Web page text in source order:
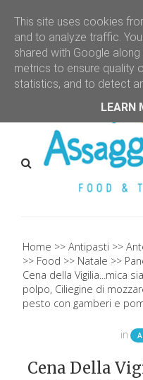
Home Antipasti
Food
Natale
Cena della Vigilia...mica
polpo, Ciliegine di
pesto con gamberi e
in
Cena Della
This site uses cookies
and to analyze traffic.
shared with Google
metrics to ensure quality
statistics, and to detect
LEARN